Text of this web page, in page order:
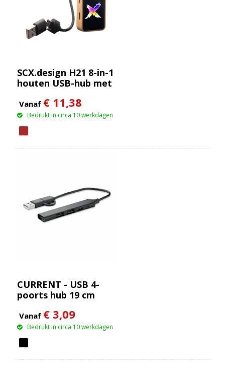
SCX.design H21 8-in-1
houten USB-hub met
poorten
Vanaf € 11,38
Bedrukt in circa 10 werkdagen
CURRENT - USB 4-
poorts hub 19 cm
Vanaf € 3,09
Bedrukt in circa 10 werkdagen